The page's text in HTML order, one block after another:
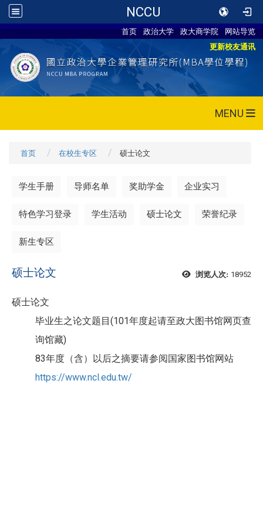
NCCU
首页 政治大学 政大商学院
网站导览
更新校友通讯
MENU
首页 在校生专区 硕士论文
学生手册 导师名单 奖助学金 企业实习
特色学习登录 学生活动 硕士论文 荣誉纪录
新生专区
浏览人次: 18952
硕士论文
硕士论文
毕业生之论文题目(101年度起请至政大图书馆网页查
询馆藏)
83年度（含）以后之摘要请参阅国家图书馆网站
https://www.ncl.edu.tw/